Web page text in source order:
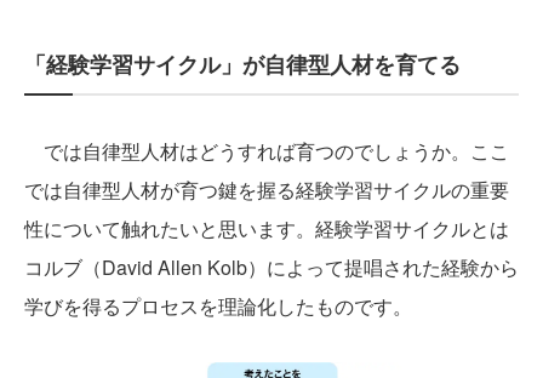
「経験学習サイクル」が自律型人材を育てる
では自律型人材はどうすれば育つのでしょうか。ここ
では自律型人材が育つ鍵を握る経験学習サイクルの重要
性について触れたいと思います。経験学習サイクルとは
コルブ（David Allen Kolb）によって提唱された経験から
学びを得るプロセスを理論化したものです。